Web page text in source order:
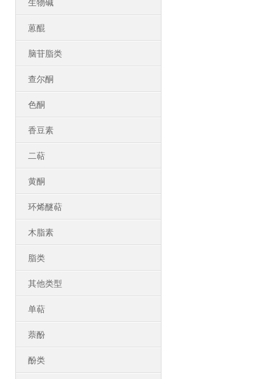
生物碱
蒽醌
脑苷脂类
查尔酮
色酮
香豆素
二萜
黄酮
环烯醚萜
木脂素
脂类
其他类型
单萜
萘酚
酚类